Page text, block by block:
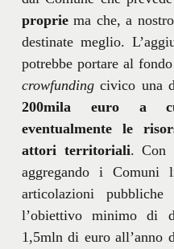
propriema che, a
destinate meglio.
potrebbe portare al
crowfundingcivico una
200mila euro a
eventualmente le
attori territoriali. Con
aggregando i
articolazioni
l’obiettivo minimo di
1,5mln di euro all’anno